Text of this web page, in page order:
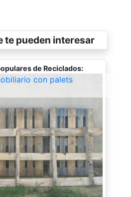
te pueden interesar
de Reciclados:
con palets